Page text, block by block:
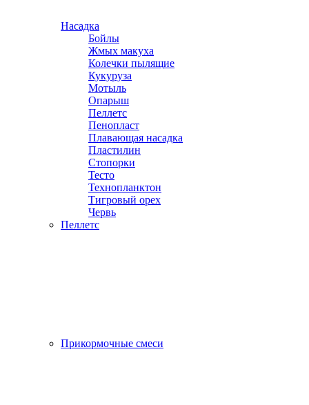
Насадка
Бойлы
Жмых макуха
Колечки пылящие
Кукуруза
Мотыль
Опарыш
Пеллетс
Пенопласт
Плавающая насадка
Пластилин
Стопорки
Тесто
Технопланктон
Тигровый орех
Червь
Пеллетс
Прикормочные смеси